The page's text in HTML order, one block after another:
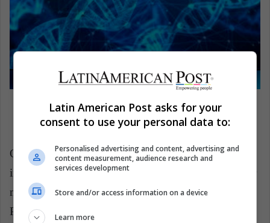
Fuente: Tomado del texto original.
Oh! Es demasiado necesario cultivar tu sabiduría
interior para crear una buena salud y puedes optar por
muchos enfoques potenciales para hacer lo mismo.
Por ejemplo, toma tus sueños en serio y sintonízate
Latin American Post asks for your
consent to use your personal data to:
Personalised advertising and content, advertising and
content measurement, audience research and
services development
Store and/or access information on a device
Learn more